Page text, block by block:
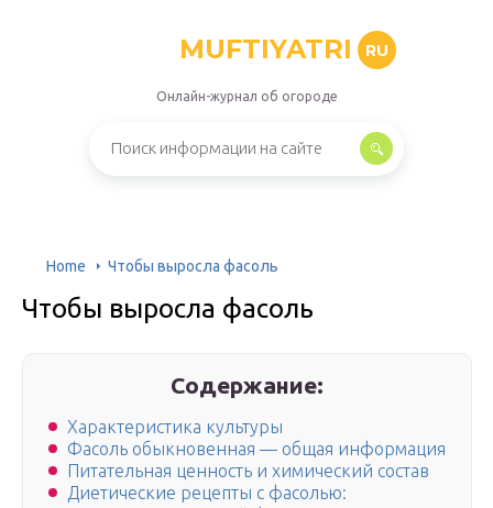
MUFTIYATRI RU
Онлайн-журнал об огороде
Home Чтобы выросла фасоль
Чтобы выросла фасоль
Содержание:
Характеристика культуры
Фасоль обыкновенная — общая информация
Питательная ценность и химический состав
Диетические рецепты с фасолью: